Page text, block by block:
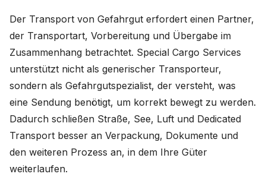
Der Transport von Gefahrgut erfordert einen Partner,
der Transportart, Vorbereitung und Übergabe im
Zusammenhang betrachtet. Special Cargo Services
unterstützt nicht als generischer Transporteur,
sondern als Gefahrgutspezialist, der versteht, was
eine Sendung benötigt, um korrekt bewegt zu werden.
Dadurch schließen Straße, See, Luft und Dedicated
Transport besser an Verpackung, Dokumente und
den weiteren Prozess an, in dem Ihre Güter
weiterlaufen.